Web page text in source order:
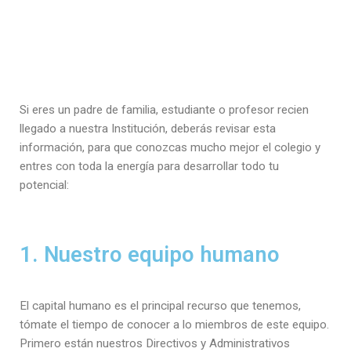
Si eres un padre de familia, estudiante o profesor recien
llegado a nuestra Institución, deberás revisar esta
información, para que conozcas mucho mejor el colegio y
entres con toda la energía para desarrollar todo tu
potencial:
1. Nuestro equipo humano
El capital humano es el principal recurso que tenemos,
tómate el tiempo de conocer a lo miembros de este equipo.
Primero están nuestros Directivos y Administrativos